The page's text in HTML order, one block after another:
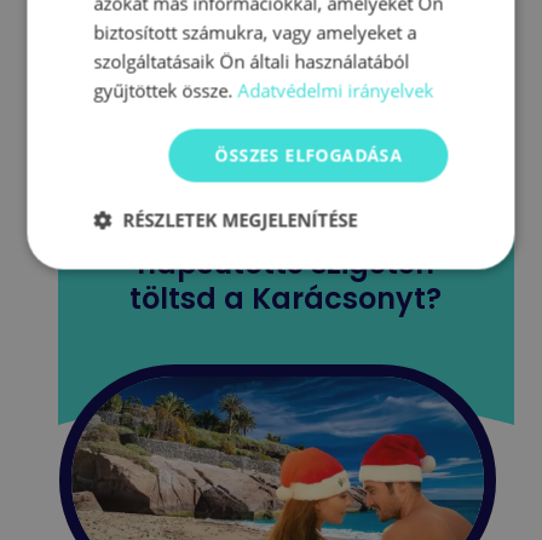
Szerző: Sajtos Gábor |2024.10.16| Tenerife ünnepek
Álmodtál már arról,
hogy egy különleges,
napsütötte szigeten
töltsd a Karácsonyt?
biztosított számukra, vagy amelyeket a
szolgáltatásaik Ön általi használatából
gyűjtöttek össze.Adatvédelmi irányelvek
ÖSSZES ELFOGADÁSA
RÉSZLETEK MEGJELENÍTÉSE